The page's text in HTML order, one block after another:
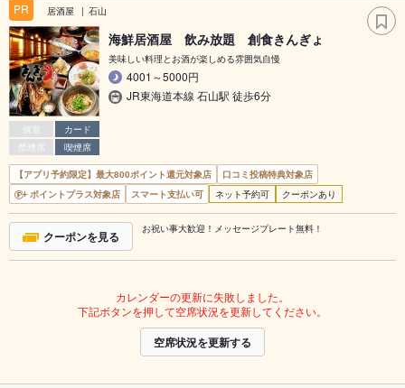
PR 居酒屋 石山
個室
カード
禁煙席
喫煙席
海鮮居酒屋 飲み放題 創食きんぎょ
美味しい料理とお酒が楽しめる雰囲気自慢
4001～5000円
JR東海道本線 石山駅 徒歩6分
【アプリ予約限定】最大800ポイント還元対象店
口コミ投稿特典対象店
ポイントプラス対象店
スマート支払い可 ネット予約可 クーポンあり
クーポンを見る お祝い事大歓迎！メッセージプレート無料！
カレンダーの更新に失敗しました。
下記ボタンを押して空席状況を更新してください。
空席状況を更新する